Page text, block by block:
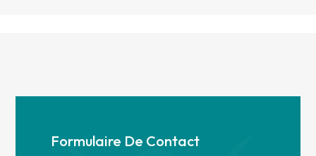
Formulaire De Contact